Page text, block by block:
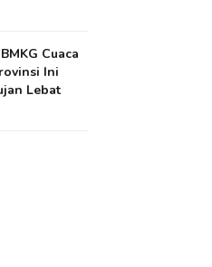
Cuaca
Ini
Lebat